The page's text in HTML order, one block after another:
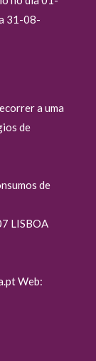
31-08-
a uma
de
de
LISBOA
Web: